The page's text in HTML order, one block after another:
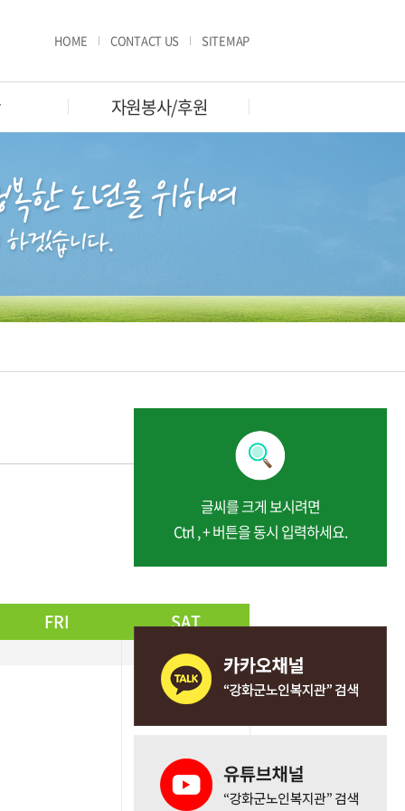
HOME CONTACT US SITEMAP
자원봉사/후원
다음달 보기
FRI SAT
01
글씨를 크게 보시려면
Ctrl , + 버튼을 동시 입력하세요.